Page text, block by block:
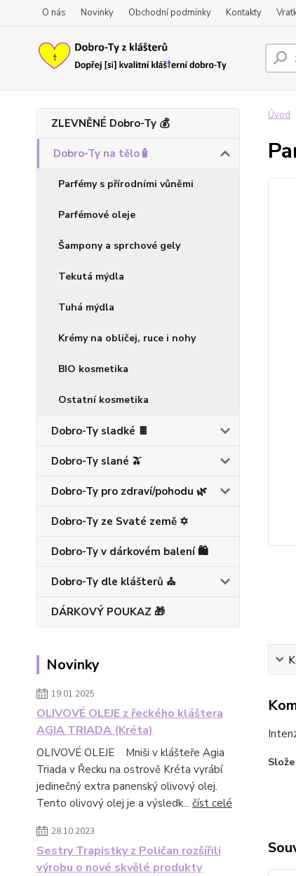
O nás Novinky Obchodní podmínky Kontakty
ZLEVNĚNÉ Dobro-Ty 💰
Dobro-Ty na tělo🧴
Parfémy s přírodními vůněmi
Parfémové oleje
Šampony a sprchové gely
Tekutá mýdla
Tuhá mýdla
Krémy na obličej, ruce i nohy
BIO kosmetika
Ostatní kosmetika
Dobro-Ty sladké 🍫
Dobro-Ty slané 🫒
Dobro-Ty pro zdraví/pohodu 🌿
Dobro-Ty ze Svaté země ✡️
Dobro-Ty v dárkovém balení 🛍️
Dobro-Ty dle klášterů ⛪
DÁRKOVÝ POUKAZ 🎁
Novinky
19.01.2025
OLIVOVÉ OLEJE z řeckého kláštera
AGIA TRIADA (Kréta)
OLIVOVÉ OLEJE Mniši v klášteře Agia
Triada v Řecku na ostrově Kréta vyrábí
jedinečný extra panenský olivový olej.
Tento olivový olej je a výsledk... číst celé
28.10.2023
Sestry Trapistky z Poličan rozšířili
výrobu o nové skvělé produkty
Úvod